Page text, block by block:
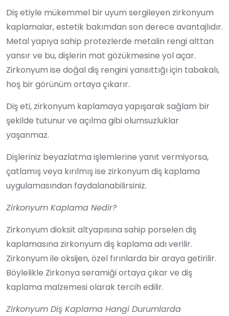
Diş etiyle mükemmel bir uyum sergileyen zirkonyum
kaplamalar, estetik bakımdan son derece avantajlıdır.
Metal yapıya sahip protezlerde metalin rengi alttan
yansır ve bu, dişlerin mat gözükmesine yol açar.
Zirkonyum ise doğal diş rengini yansıttığı için tabakalı,
hoş bir görünüm ortaya çıkarır.
Diş eti, zirkonyum kaplamaya yapışarak sağlam bir
şekilde tutunur ve açılma gibi olumsuzluklar
yaşanmaz.
Dişleriniz beyazlatma işlemlerine yanıt vermiyorsa,
çatlamış veya kırılmış ise zirkonyum diş kaplama
uygulamasından faydalanabilirsiniz.
Zirkonyum Kaplama Nedir?
Zirkonyum dioksit altyapısına sahip porselen diş
kaplamasına zirkonyum diş kaplama adı verilir.
Zirkonyum ile oksijen, özel fırınlarda bir araya getirilir.
Böylelikle Zirkonya seramiği ortaya çıkar ve diş
kaplama malzemesi olarak tercih edilir.
Zirkonyum Diş Kaplama Hangi Durumlarda